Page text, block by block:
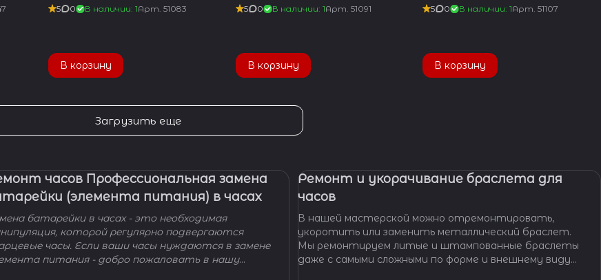
5 0 В наличии: 1Арт.51083
В корзину
5 0 В наличии: 1Арт. 51091
В корзину
5 0 В наличии: 1Арт. 51107
В корзину
Загрузить еще
часов Профессиональная замена
(элемента питания) в часах
батарейки в часах - это необходимая
которой регулярно подвергаются
часы. Если ваши часы нуждаются в замене
питания - добро пожаловать в нашу
Ремонт и укорачивание браслета для
часов
В нашей мастерской можно отремонтировать,
укоротить или заменить металлический браслет.
Мы ремонтируем литые и штампованные браслеты
даже с самыми сложными по форме и внешнему виду